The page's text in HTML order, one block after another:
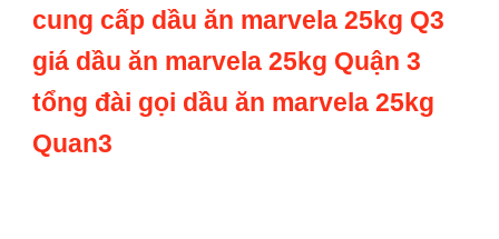
cung cấp dầu ăn marvela 25kg Q3
giá dầu ăn marvela 25kg Quận 3
tổng đài gọi dầu ăn marvela 25kg
Quan3